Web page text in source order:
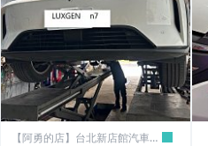
MAZDA 馬自達 空力套件
NISSAN 空力套件
SUZUKI 空力套件
BENZ 空力套件
【阿勇的店】台北新店館汽車精